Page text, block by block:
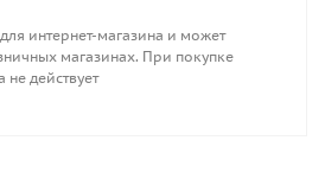
интернет-магазина и может
магазинах. При покупке
не действует